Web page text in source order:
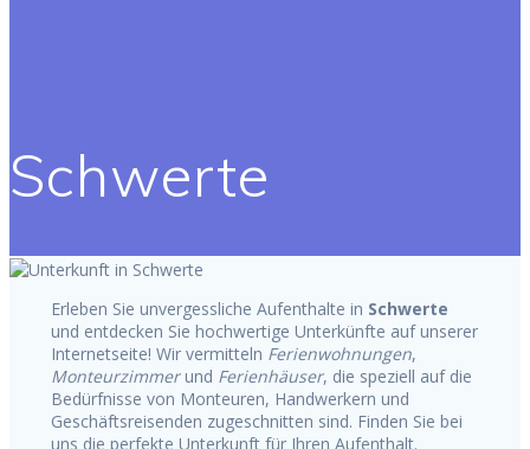
Schwerte
Erleben Sie unvergessliche Aufenthalte in Schwerte
und entdecken Sie hochwertige Unterkünfte auf unserer
Internetseite! Wir vermitteln Ferienwohnungen,
Monteurzimmerund Ferienhäuser, die speziell auf die
Bedürfnisse von Monteuren, Handwerkern und
Geschäftsreisenden zugeschnitten sind. Finden Sie bei
uns die perfekte Unterkunft für Ihren Aufenthalt.